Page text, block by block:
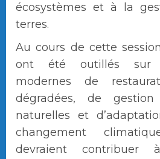
écosystèmes et à la
terres.
Au cours de cette
ont été outillés sur
modernes de
dégradées, de gestion
naturelles et
changement
devraient contribuer